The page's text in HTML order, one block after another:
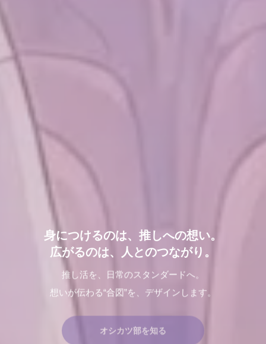
身につけるのは、推しへの想い。
広がるのは、人とのつながり。
推し活を、日常のスタンダードへ。
想いが伝わる“合図”を、デザインします。